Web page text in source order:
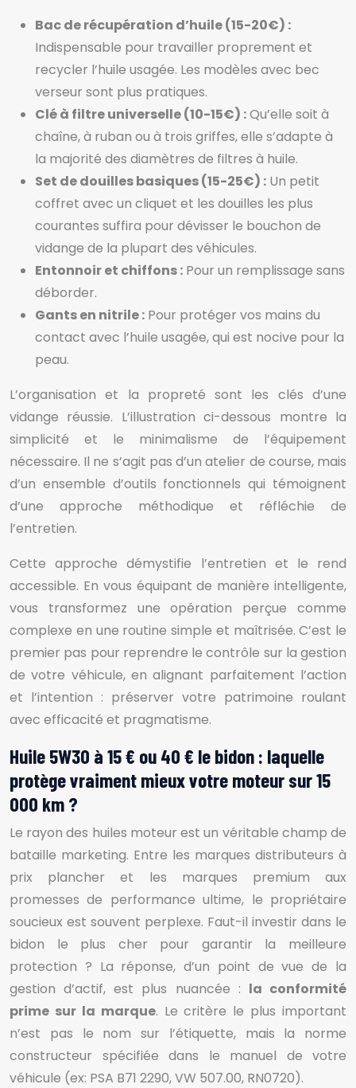
Bac de récupération d’huile (15-20€) :
Indispensable pour travailler proprement et
recycler l’huile usagée. Les modèles avec bec
verseur sont plus pratiques.
Clé à filtre universelle (10-15€) :Qu’elle soit à
chaîne, à ruban ou à trois griffes, elle s’adapte à
la majorité des diamètres de filtres à huile.
Set de douilles basiques (15-25€) : Un petit
coffret avec un cliquet et les douilles les plus
courantes suffira pour dévisser le bouchon de
vidange de la plupart des véhicules.
Entonnoir et chiffons : Pour un remplissage sans
déborder.
Gants en nitrile : Pour protéger vos mains du
contact avec l’huile usagée, qui est nocive pour la
peau.
L’organisation et la propreté sont les clés d’une
vidange réussie. L’illustration ci-dessous montre la
simplicité et le minimalisme de l’équipement
nécessaire. Il ne s’agit pas d’un atelier de course, mais
d’un ensemble d’outils fonctionnels qui témoignent
d’une approche méthodique et réfléchie de
l’entretien.
Cette approche démystifie l’entretien et le rend
accessible. En vous équipant de manière intelligente,
vous transformez une opération perçue comme
complexe en une routine simple et maîtrisée. C’est le
premier pas pour reprendre le contrôle sur la gestion
de votre véhicule, en alignant parfaitement l’action
et l’intention : préserver votre patrimoine roulant
avec efficacité et pragmatisme.
Huile 5W30 à 15 € ou 40 € le bidon : laquelle
protège vraiment mieux votre moteur sur 15
000 km ?
Le rayon des huiles moteur est un véritable champ de
bataille marketing. Entre les marques distributeurs à
prix plancher et les marques premium aux
promesses de performance ultime, le propriétaire
soucieux est souvent perplexe. Faut-il investir dans le
bidon le plus cher pour garantir la meilleure
protection ? La réponse, d’un point de vue de la
gestion d’actif, est plus nuancée : la conformité
prime sur la marque. Le critère le plus important
n’est pas le nom sur l’étiquette, mais la norme
constructeur spécifiée dans le manuel de votre
véhicule (ex: PSA B71 2290, VW 507.00, RN0720).